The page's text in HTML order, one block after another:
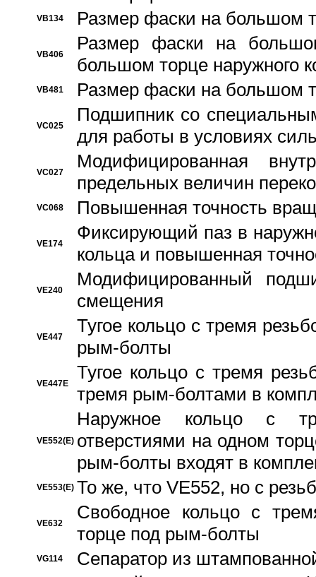
VB134 Размер фаски на большом
VB406
Размер фаски на
большом торце наружного
VB481 Размер фаски на большом
VC025
Подшипник со
для работы в условиях
VC027
Модифицированная
предельных величин
VC068 Повышенная точность
VE174
Фиксирующий паз в
кольца и повышенная
VE240
Модифицированный
смещения
VE447
Тугое кольцо с тремя
рым-болты
VE447E
Тугое кольцо с тремя
тремя рым-болтами в
VE552(E)
Наружное кольцо с
отверстиями на одном
рым-болты входят в
VE553(E) То же, что VE552, но с
VE632
Свободное кольцо с
торце под рым-болты
VG114 Сепаратор из